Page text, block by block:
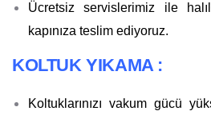
Ücretsiz servislerimiz ile
kapınıza teslim ediyoruz.
KOLTUK YIKAMA :
Koltuklarınızı vakum gücü